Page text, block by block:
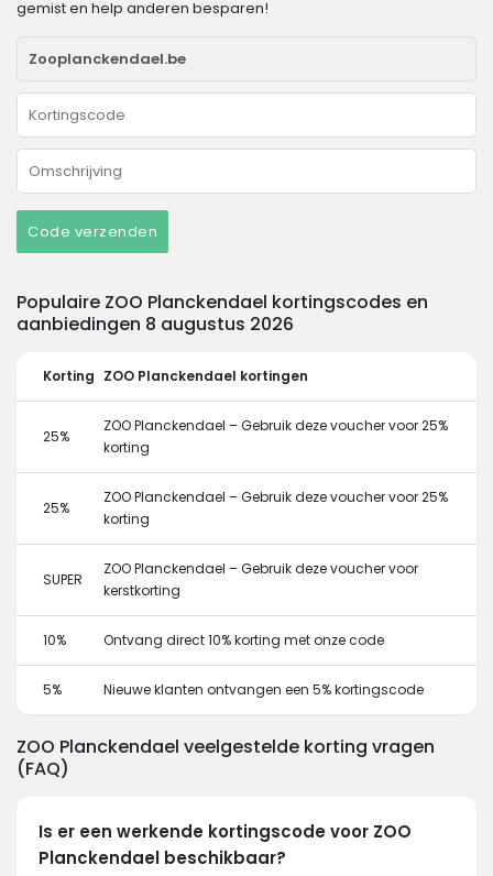
gemist en help anderen besparen!
Code verzenden
Populaire ZOO Planckendael kortingscodes en
aanbiedingen 8 augustus 2026
Korting ZOO Planckendael kortingen
25%
ZOO Planckendael – Gebruik deze voucher voor 25%
korting
25%
ZOO Planckendael – Gebruik deze voucher voor 25%
korting
SUPER
ZOO Planckendael – Gebruik deze voucher voor
kerstkorting
10% Ontvang direct 10% korting met onze code
5% Nieuwe klanten ontvangen een 5% kortingscode
ZOO Planckendael veelgestelde korting vragen
(FAQ)
Is er een werkende kortingscode voor ZOO
Planckendael beschikbaar?